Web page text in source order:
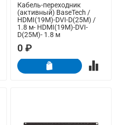
Кабель-переходник
(активный) BaseTech /
HDMI(19M)-DVI-D(25M) /
1.8 м- HDMI(19M)-DVI-
D(25M)- 1.8 м
0 ₽